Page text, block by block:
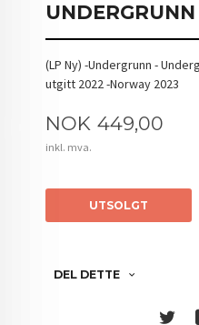
UNDERGRUNN
(LP Ny) -Undergrunn -
utgitt 2022 -Norway 2023
Pris
NOK 449,00
inkl. mva.
UTSOLGT
DEL DETTE